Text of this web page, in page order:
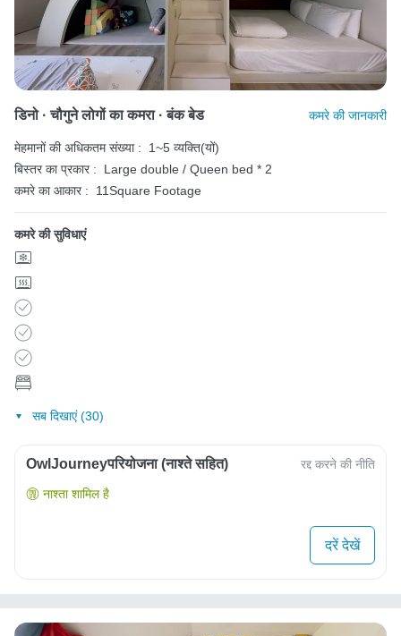
डिनो · चौगुने लोगों का कमरा · बंक बेड कमरे की जानकारी
मेहमानों की अधिकतम संख्या :
1~5 व्यक्ति(यों)
बिस्तर का प्रकार :
Large double / Queen bed * 2
कमरे का आकार :
11Square Footage
कमरे की सुविधाएं
सब दिखाएं (30)
OwlJourneyपरियोजना (नाश्ते सहित) रद्द करने की नीति
नाश्ता शामिल है
दरें देखें